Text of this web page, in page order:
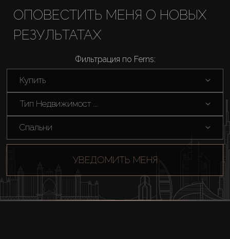
Купить
Аренда
Продажа
Новостройки
AX Journal
Агенты
ОПОВЕСТИТЬ МЕНЯ О НОВЫХ
РЕЗУЛЬТАТАХ
Фильтрация по Ferns:
Купить
Тип Недвижимост ...
Спальни
УВЕДОМИТЬ МЕНЯ